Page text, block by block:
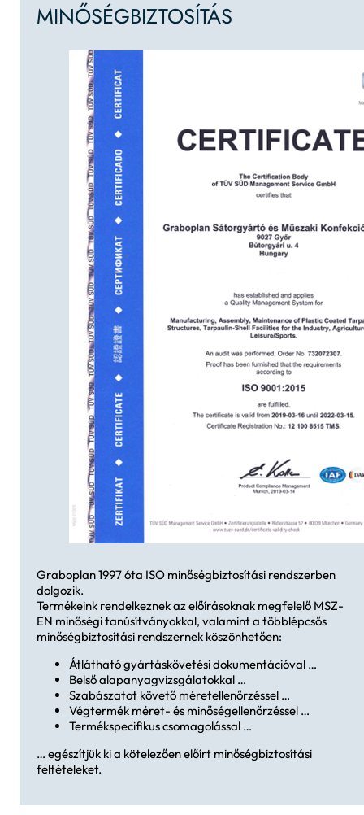
MINŐSÉGBIZTOSÍTÁS
Graboplan 1997 óta ISO minőségbiztosítási rendszerben
dolgozik.
Termékeink rendelkeznek az előírásoknak megfelelő MSZ-
EN minőségi tanúsítványokkal, valamint a többlépcsős
minőségbiztosítási rendszernek köszönhetően:
Átlátható gyártáskövetési dokumentációval …
Belső alapanyagvizsgálatokkal …
Szabászatot követő méretellenőrzéssel …
Végtermék méret- és minőségellenőrzéssel …
Termékspecifikus csomagolással …
… egészítjük ki a kötelezően előírt minőségbiztosítási
feltételeket.